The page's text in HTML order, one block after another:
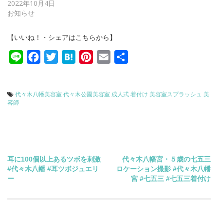
2022年10月4日
お知らせ
【いいね！・シェアはこちらから】
Line FacebookTwitterHatenaPinterest
Email
代々木八幡美容室代々木公園美容室 成人式着付け 美容室スプラッシュ 美
容師
投
稿
ナ
耳に100個以上あるツボを刺激
#代々木八幡 #耳ツボジュエリ
ー
代々木八幡宮・５歳の七五三
ロケーション撮影 #代々木八幡
宮 #七五三 #七五三着付け